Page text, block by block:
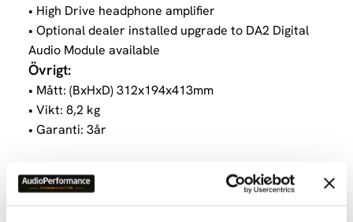
• High Drive headphone amplifier
• Optional dealer installed upgrade to DA2 Digital
Audio Module available
Övrigt:
• Mått: (BxHxD) 312x194x413mm
• Vikt: 8,2 kg
• Garanti: 3år